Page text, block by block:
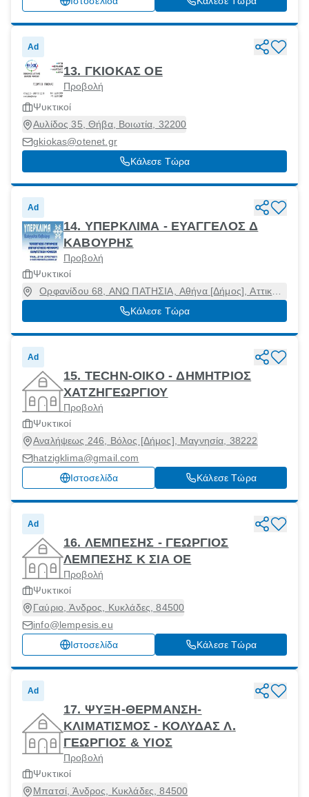
Ad
13. ΓΚΙΟΚΑΣ ΟΕ
Προβολή
Ψυκτικοί
Αυλίδος 35, Θήβα, Βοιωτία, 32200
gkiokas@otenet.gr
Κάλεσε Τώρα
Ad
14. ΥΠΕΡΚΛΙΜΑ - ΕΥΑΓΓΕΛΟΣ Δ
ΚΑΒΟΥΡΗΣ
Προβολή
Ψυκτικοί
Ορφανίδου 68, ΑΝΩ ΠΑΤΗΣΙΑ, Αθήνα [Δήμος], Αττική,
11141
Κάλεσε Τώρα
Ad
15. TECHN-OIKO - ΔΗΜΗΤΡΙΟΣ
ΧΑΤΖΗΓΕΩΡΓΙΟΥ
Προβολή
Ψυκτικοί
Αναλήψεως 246, Βόλος [Δήμος], Μαγνησία, 38222
hatzigklima@gmail.com
Ιστοσελίδα
Κάλεσε Τώρα
Ad
16. ΛΕΜΠΕΣΗΣ - ΓΕΩΡΓΙΟΣ
ΛΕΜΠΕΣΗΣ Κ ΣΙΑ ΟΕ
Προβολή
Ψυκτικοί
Γαύριο, Άνδρος, Κυκλάδες, 84500
info@lempesis.eu
Ιστοσελίδα
Κάλεσε Τώρα
Ad
17. ΨΥΞΗ-ΘΕΡΜΑΝΣΗ-
ΚΛΙΜΑΤΙΣΜΟΣ - ΚΟΛΥΔΑΣ Λ.
ΓΕΩΡΓΙΟΣ & ΥΙΟΣ
Προβολή
Ψυκτικοί
Μπατσί, Άνδρος, Κυκλάδες, 84500